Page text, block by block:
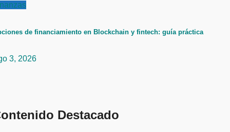
de financiamiento en Blockchain y fintech: guía práctica
3, 2026
Destacado